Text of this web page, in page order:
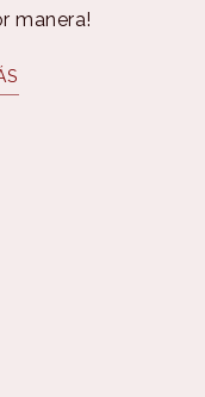
manera!